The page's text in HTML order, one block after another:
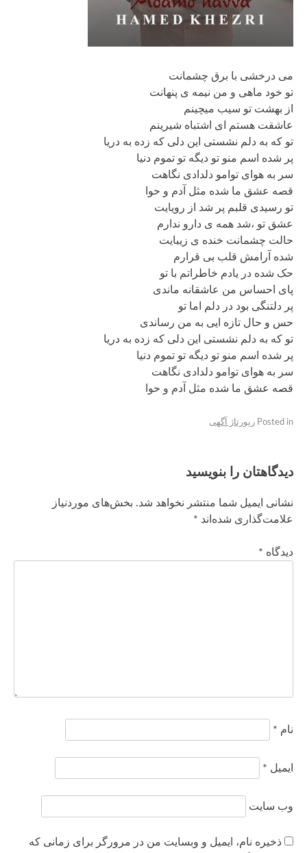
می درخشی با برق چشمانت
تو خود ماهی و من نیمه ی پنهانت
از بهشت تو سیب میچینم
عاشقت هستم ای اشتباه شیرینم
تو که به دلم نشستی این دلی که زده به دریا
پر شده اسم منو تو دیگه تو تموم دنیا
سر به هوای توامو دلدادی نگاهت
قصه عشق ما شده مثل آدم و حوا
تو رسیدی قلبم پر شد از رویایت
عشق تو ،شد همه ی دارو ندارم
حالت چشمانت خنده ی زیبایت
شده آرامش قلب بی قرارم
حک شده در یادم خاطراتم با تو
پای احساس من عاشقانه ماندی
پر دلتنگی بود در دلم اما تو
حس و حال تازه ایی به من رساندی
تو که به دلم نشستی این دلی که زده به دریا
پر شده اسم منو تو دیگه تو تموم دنیا
سر به هوای توامو دلدادی نگاهت
قصه عشق ما شده مثل آدم و حوا
Posted in رپورتاژ آگهی
دیدگاهتان را بنویسید
نشانی ایمیل شما منتشر نخواهد شد. بخش‌های موردنیاز
علامت‌گذاری شده‌اند *
دیدگاه *
نام *
ایمیل *
وب‌ سایت
ذخیره نام، ایمیل و وبسایت من در مرورگر برای زمانی که